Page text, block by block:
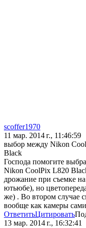
scoffer1970
11 мар. 2014 г., 11:46:59
выбор между Nikon
Black
Господа помогите
Nikon CoolPix L820
дрожание при съемке
ютьюбе), но
же) . Во втором случае
вообще как камеры
ОтветитьЦитировать
13 мар. 2014 г., 16:32:41